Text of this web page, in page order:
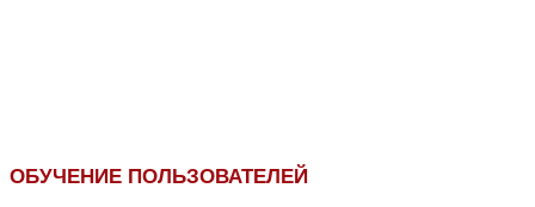
ОБУЧЕНИЕ ПОЛЬЗОВАТЕЛЕЙ